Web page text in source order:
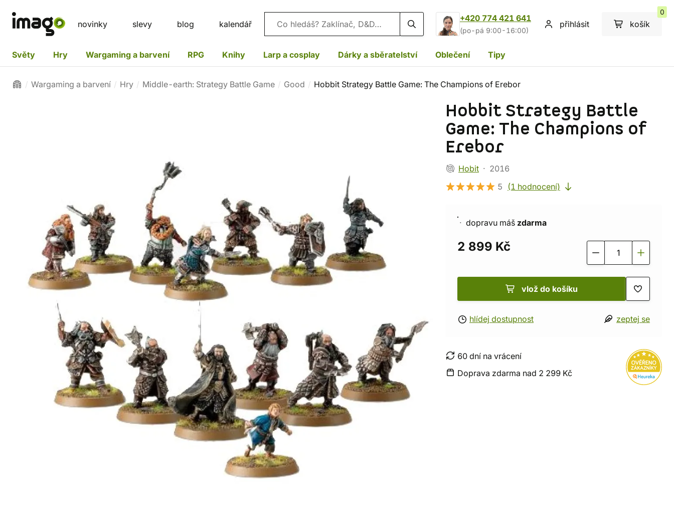
novinky slevy blog kalendář Vyhledávání
+420 774 421 641
(po-pá 9:00-16:00)
přihlásit košík
0
Světy Hry Wargaming a barvení RPG Knihy Larp a cosplay Dárky a sběratelství Oblečení Tipy
Wargaming a barvení Hry Middle-earth: Strategy Battle Game Good Hobbit Strategy Battle Game: The Champions of Erebor
Hobbit Strategy Battle
Game: The Champions of
Erebor
Hobit
2016
5
(1 hodnocení)
dopravu máš zdarma
2 899 Kč
vlož do košíku
hlídej dostupnost zeptej se
60 dní na vrácení
Doprava zdarma nad 2 299 Kč